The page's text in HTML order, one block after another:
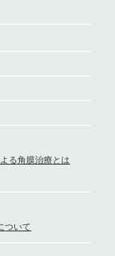
る角膜治療とは
ついて